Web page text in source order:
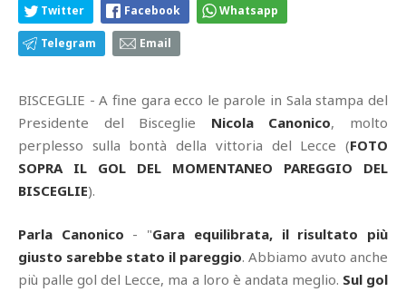
Twitter Facebook Whatsapp
Telegram Email
BISCEGLIE - A fine gara ecco le parole in Sala stampa del
Presidente del Bisceglie Nicola Canonico, molto
perplesso sulla bontà della vittoria del Lecce (FOTO
SOPRA IL GOL DEL MOMENTANEO PAREGGIO DEL
BISCEGLIE).
Parla Canonico - "Gara equilibrata, il risultato più
giusto sarebbe stato il pareggio. Abbiamo avuto anche
più palle gol del Lecce, ma a loro è andata meglio. Sul gol